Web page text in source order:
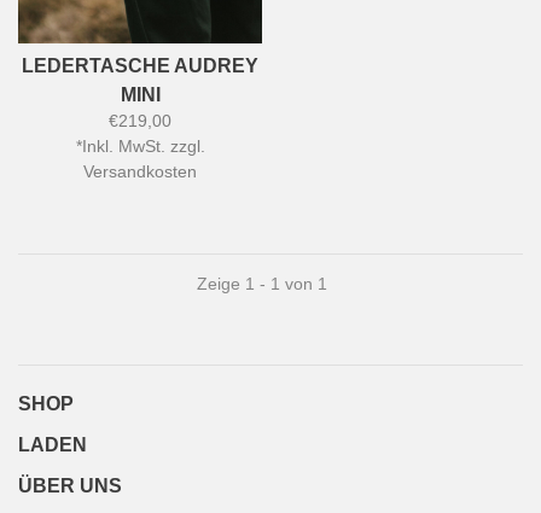
LEDERTASCHE AUDREY
MINI
€219,00
*Inkl. MwSt. zzgl.
Versandkosten
Zeige 1 - 1 von 1
SHOP
LADEN
ÜBER UNS